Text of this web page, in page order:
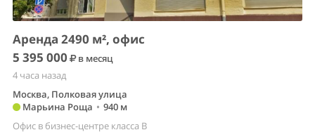
Аренда 2490 м², офис
5 395 000
в месяц
4 часа назад
Москва, Полковая улица
Марьина Роща • 940 м
Офис в бизнес-центре класса B